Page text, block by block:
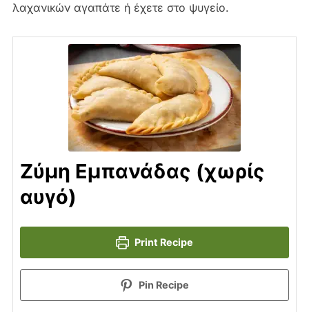
λαχανικών αγαπάτε ή έχετε στο ψυγείο.
Ζύμη Εμπανάδας (χωρίς
αυγό)
Print Recipe
Pin Recipe